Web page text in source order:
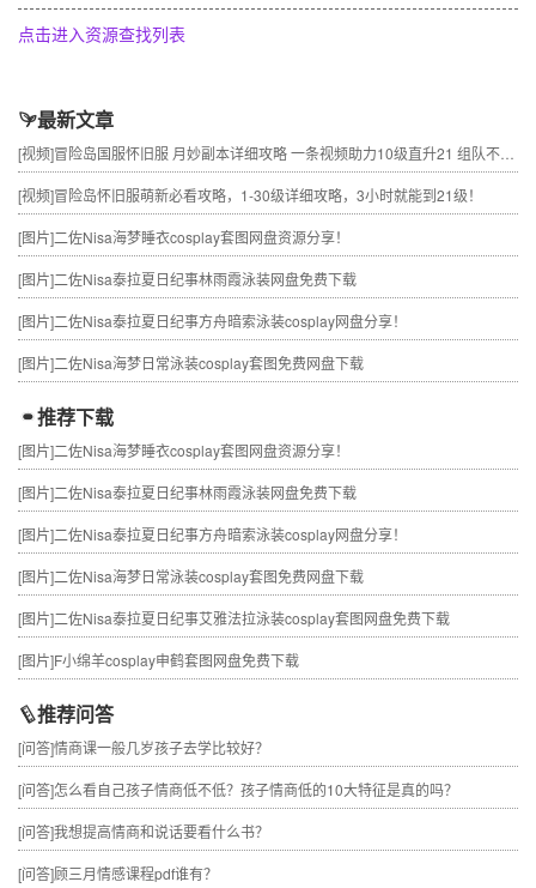
点击进入资源查找列表
最新文章
[视频]冒险岛国服怀旧服 月妙副本详细攻略 一条视频助力10级直升21 组队不求人
[视频]冒险岛怀旧服萌新必看攻略，1-30级详细攻略，3小时就能到21级！
[图片]二佐Nisa海梦睡衣cosplay套图网盘资源分享！
[图片]二佐Nisa泰拉夏日纪事林雨霞泳装网盘免费下载
[图片]二佐Nisa泰拉夏日纪事方舟暗索泳装cosplay网盘分享！
[图片]二佐Nisa海梦日常泳装cosplay套图免费网盘下载
推荐下载
[图片]二佐Nisa海梦睡衣cosplay套图网盘资源分享！
[图片]二佐Nisa泰拉夏日纪事林雨霞泳装网盘免费下载
[图片]二佐Nisa泰拉夏日纪事方舟暗索泳装cosplay网盘分享！
[图片]二佐Nisa海梦日常泳装cosplay套图免费网盘下载
[图片]二佐Nisa泰拉夏日纪事艾雅法拉泳装cosplay套图网盘免费下载
[图片]F小绵羊cosplay申鹤套图网盘免费下载
推荐问答
[问答]情商课一般几岁孩子去学比较好？
[问答]怎么看自己孩子情商低不低？孩子情商低的10大特征是真的吗？
[问答]我想提高情商和说话要看什么书？
[问答]顾三月情感课程pdf谁有？